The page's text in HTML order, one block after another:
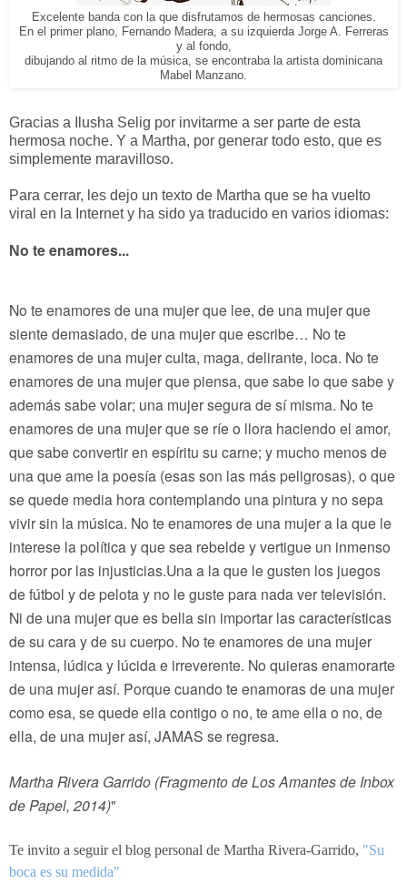
Excelente banda con la que disfrutamos de hermosas canciones.
En el primer plano, Fernando Madera, a su izquierda Jorge A. Ferreras
y al fondo,
dibujando al ritmo de la música, se encontraba la artista dominicana
Mabel Manzano.
Gracias a Ilusha Selig por invitarme a ser parte de esta
hermosa noche. Y a Martha, por generar todo esto, que es
simplemente maravilloso.
Para cerrar, les dejo un texto de Martha que se ha vuelto
viral en la Internet y ha sido ya traducido en varios idiomas:
No te enamores...
No te enamores de una mujer que lee, de una mujer que
siente demasiado, de una mujer que escribe… No te
enamores de una mujer culta, maga, delirante, loca. No te
enamores de una mujer que piensa, que sabe lo que sabe y
además sabe volar; una mujer segura de sí misma. No te
enamores de una mujer que se ríe o llora haciendo el amor,
que sabe convertir en espíritu su carne; y mucho menos de
una que ame la poesía (esas son las más peligrosas), o que
se quede media hora contemplando una pintura y no sepa
vivir sin la música. No te enamores de una mujer a la que le
interese la política y que sea rebelde y vertigue un inmenso
horror por las injusticias.Una a la que le gusten los juegos
de fútbol y de pelota y no le guste para nada ver televisión.
Ni de una mujer que es bella sin importar las características
de su cara y de su cuerpo. No te enamores de una mujer
intensa, lúdica y lúcida e irreverente. No quieras enamorarte
de una mujer así. Porque cuando te enamoras de una mujer
como esa, se quede ella contigo o no, te ame ella o no, de
ella, de una mujer así, JAMAS se regresa.
Martha Rivera Garrido (Fragmento de Los Amantes de Inbox
de Papel, 2014)"
Te invito a seguir el blog personal de Martha Rivera-Garrido, "Su
boca es su medida"